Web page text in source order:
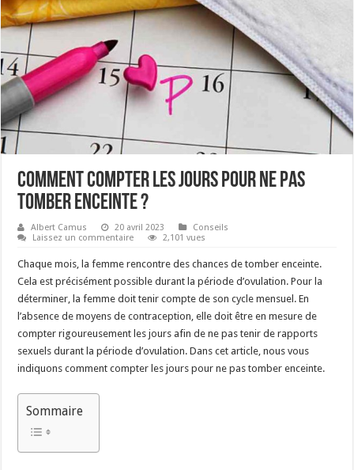
Comment compter les jours pour ne pas
tomber enceinte ?
Albert Camus 20 avril 2023
Conseils
Laissez un commentaire
2,101 vues
Chaque mois, la femme rencontre des chances de tomber enceinte.
Cela est précisément possible durant la période d’ovulation. Pour la
déterminer, la femme doit tenir compte de son cycle mensuel. En
l’absence de moyens de contraception, elle doit être en mesure de
compter rigoureusement les jours afin de ne pas tenir de rapports
sexuels durant la période d’ovulation. Dans cet article, nous vous
indiquons comment compter les jours pour ne pas tomber enceinte.
Sommaire